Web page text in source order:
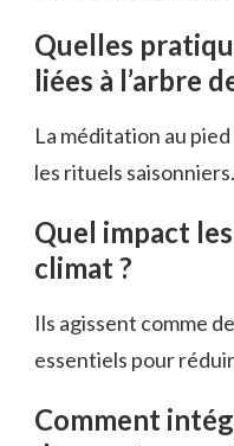
Quelles
liées à l’arbre
La méditation au
les rituels saisonniers.
Quel impact
climat ?
Ils agissent comme
essentiels pour
Comment